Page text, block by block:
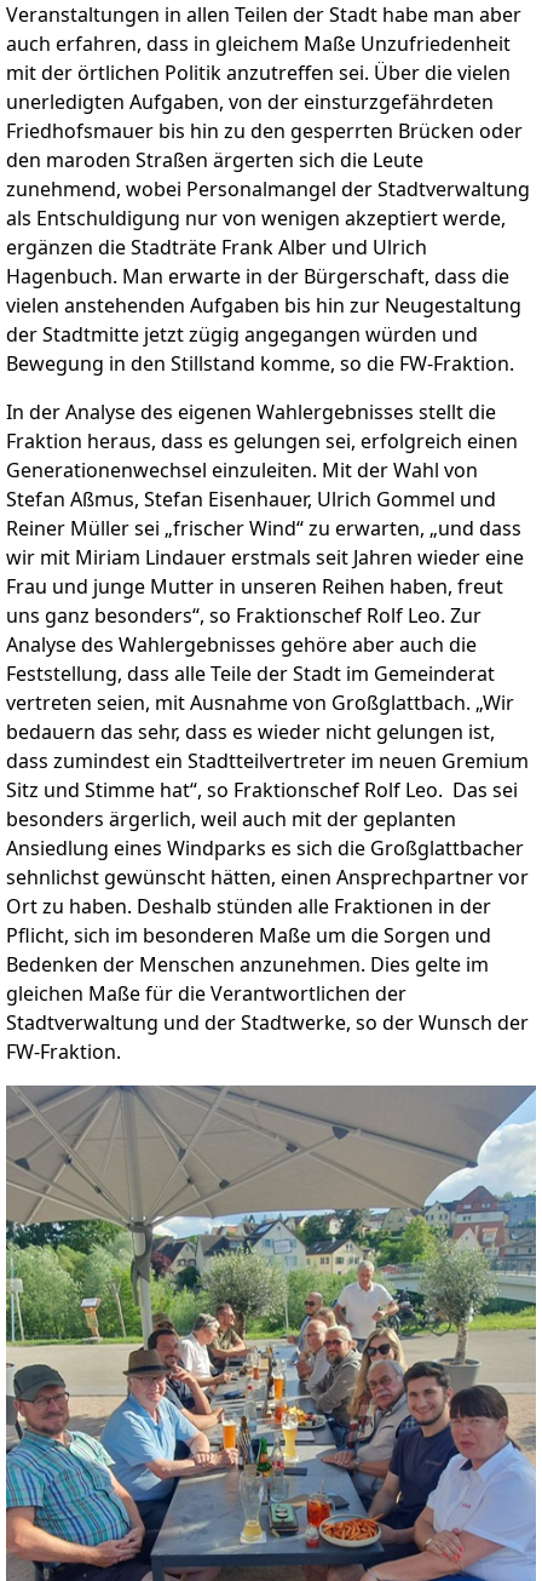
Veranstaltungen in allen Teilen der Stadt habe man aber
auch erfahren, dass in gleichem Maße Unzufriedenheit
mit der örtlichen Politik anzutreffen sei. Über die vielen
unerledigten Aufgaben, von der einsturzgefährdeten
Friedhofsmauer bis hin zu den gesperrten Brücken oder
den maroden Straßen ärgerten sich die Leute
zunehmend, wobei Personalmangel der Stadtverwaltung
als Entschuldigung nur von wenigen akzeptiert werde,
ergänzen die Stadträte Frank Alber und Ulrich
Hagenbuch. Man erwarte in der Bürgerschaft, dass die
vielen anstehenden Aufgaben bis hin zur Neugestaltung
der Stadtmitte jetzt zügig angegangen würden und
Bewegung in den Stillstand komme, so die FW-Fraktion.
In der Analyse des eigenen Wahlergebnisses stellt die
Fraktion heraus, dass es gelungen sei, erfolgreich einen
Generationenwechsel einzuleiten. Mit der Wahl von
Stefan Aßmus, Stefan Eisenhauer, Ulrich Gommel und
Reiner Müller sei „frischer Wind“ zu erwarten, „und dass
wir mit Miriam Lindauer erstmals seit Jahren wieder eine
Frau und junge Mutter in unseren Reihen haben, freut
uns ganz besonders“, so Fraktionschef Rolf Leo. Zur
Analyse des Wahlergebnisses gehöre aber auch die
Feststellung, dass alle Teile der Stadt im Gemeinderat
vertreten seien, mit Ausnahme von Großglattbach. „Wir
bedauern das sehr, dass es wieder nicht gelungen ist,
dass zumindest ein Stadtteilvertreter im neuen Gremium
Sitz und Stimme hat“, so Fraktionschef Rolf Leo. Das sei
besonders ärgerlich, weil auch mit der geplanten
Ansiedlung eines Windparks es sich die Großglattbacher
sehnlichst gewünscht hätten, einen Ansprechpartner vor
Ort zu haben. Deshalb stünden alle Fraktionen in der
Pflicht, sich im besonderen Maße um die Sorgen und
Bedenken der Menschen anzunehmen. Dies gelte im
gleichen Maße für die Verantwortlichen der
Stadtverwaltung und der Stadtwerke, so der Wunsch der
FW-Fraktion.